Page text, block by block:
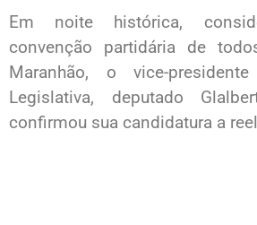
Em noite histórica,
convenção partidária de
Maranhão, o vice-
Legislativa, deputado
confirmou sua candidatura a